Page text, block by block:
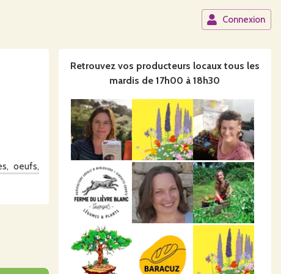
Connexion
oeufs,
Retrouvez vos producteurs locaux tous les
mardis de 17h00 à 18h30